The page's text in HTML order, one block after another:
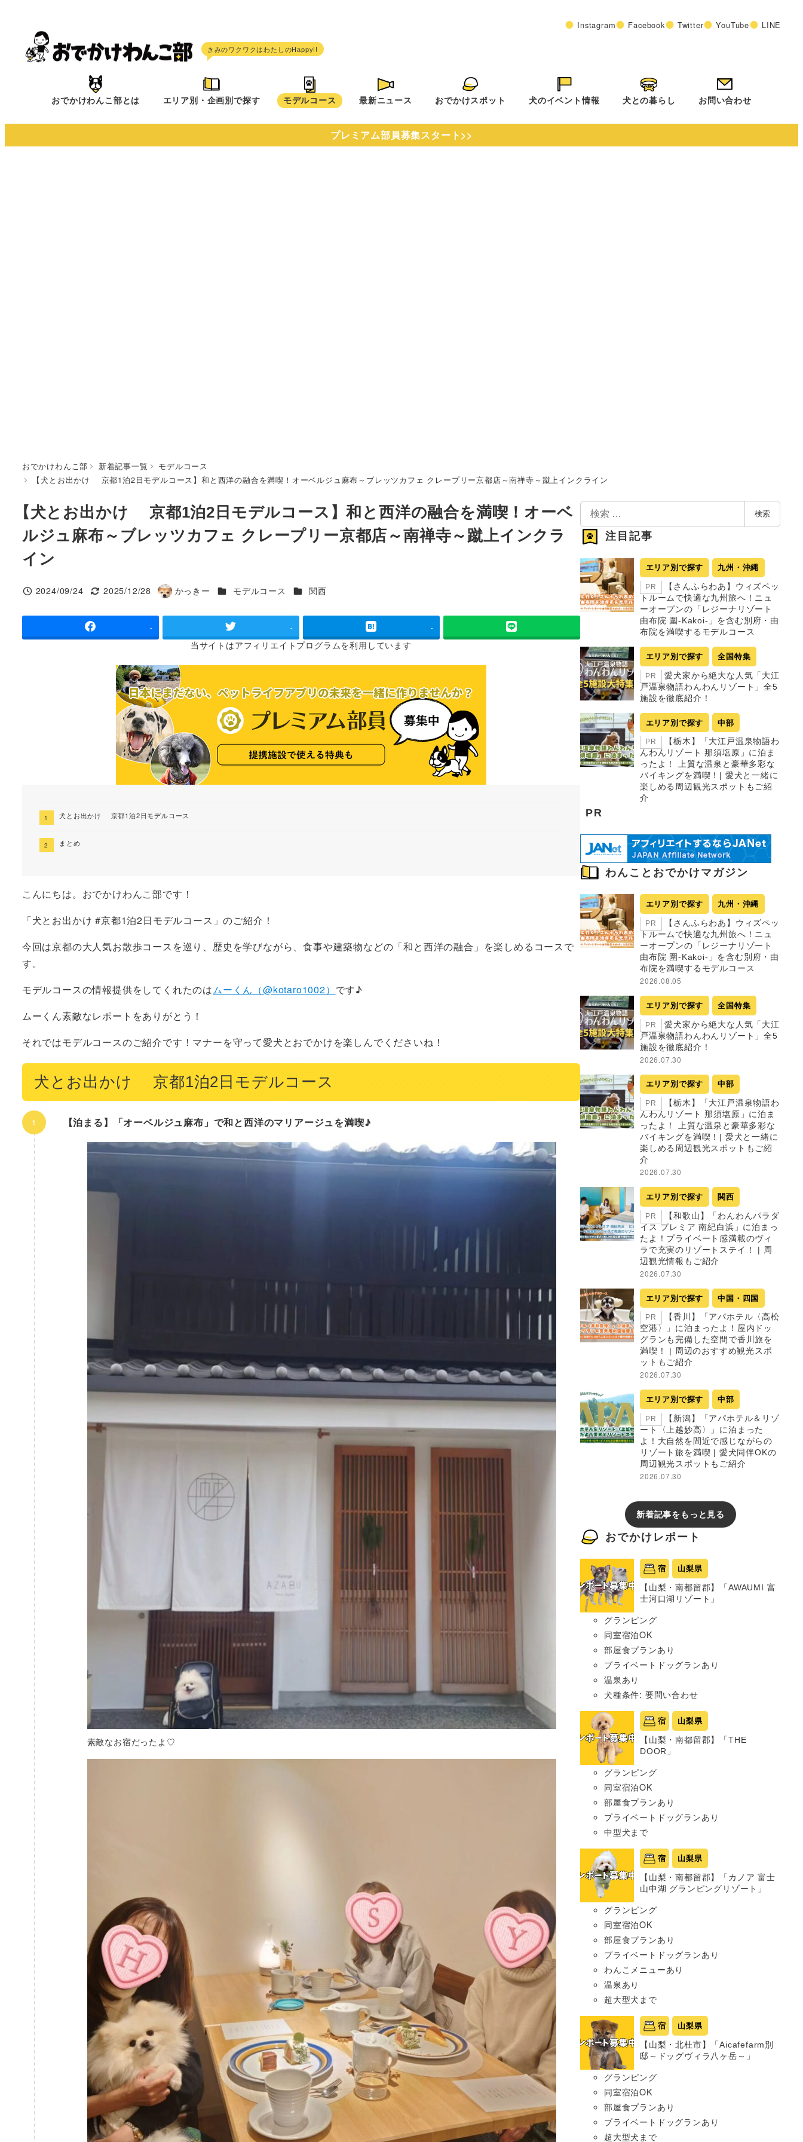
へ
Instagram Facebook Twitter YouTube LINE
おでかけわんこ部とは エリア別・企画別で探す モデルコース 最新ニュース おでかけスポット 犬のイベント情報 犬との暮らし お問い合わせ
プレミアム部員募集スタート>>
おでかけわんこ部 新着記事一覧
モデルコース
【犬とお出かけ 京都1泊2日モデルコース】和と西洋の融合を満喫！オーベルジュ麻布～ブレッツカフェ クレープリー京都店～南禅寺～蹴上インクライン
【犬とお出かけ 京都1泊2日モデルコース】和と西洋の融合を満喫！オーベ
ルジュ麻布～ブレッツカフェ クレープリー京都店～南禅寺～蹴上インクラ
イン
投稿日
2024/09/24
更新日
2025/12/28
著
かっきー カテゴリー
モデルコース カテゴリー
関西
- - -
当サイトはアフィリエイトプログラムを利用しています
犬とお出かけ 京都1泊2日モデルコース
まとめ
こんにちは。おでかけわんこ部です！
「犬とお出かけ #京都1泊2日モデルコース」のご紹介！
今回は京都の大人気お散歩コースを巡り、歴史を学びながら、食事や建築物などの「和と西洋の融合」を楽しめるコースで
す。
モデルコースの情報提供をしてくれたのはムーくん（@kotaro1002） です♪
ムーくん素敵なレポートをありがとう！
それではモデルコースのご紹介です！マナーを守って愛犬とおでかけを楽しんでくださいね！
犬とお出かけ 京都1泊2日モデルコース
【泊まる】「オーベルジュ麻布」で和と西洋のマリアージュを満喫♪
素敵なお宿だったよ♡
検
索
検索
注目記事
エリア別で探す 九州・沖縄
PR
【さんふらわあ】ウィズペッ
トルームで快適な九州旅へ！ニュ
ーオープンの「レジーナリゾート
由布院 圍-Kakoi-」を含む別府・由
布院を満喫するモデルコース
エリア別で探す 全国特集
PR
愛犬家から絶大な人気「大江
戸温泉物語わんわんリゾート」全5
施設を徹底紹介！
エリア別で探す 中部
PR
【栃木】「大江戸温泉物語わ
んわんリゾート 那須塩原」に泊ま
ったよ！ 上質な温泉と豪華多彩な
バイキングを満喫！| 愛犬と一緒に
楽しめる周辺観光スポットもご紹
介
PR
わんことおでかけマガジン
エリア別で探す 九州・沖縄
PR
【さんふらわあ】ウィズペッ
トルームで快適な九州旅へ！ニュ
ーオープンの「レジーナリゾート
由布院 圍-Kakoi-」を含む別府・由
布院を満喫するモデルコース
2026.08.05
エリア別で探す 全国特集
PR
愛犬家から絶大な人気「大江
戸温泉物語わんわんリゾート」全5
施設を徹底紹介！
2026.07.30
エリア別で探す 中部
PR
【栃木】「大江戸温泉物語わ
んわんリゾート 那須塩原」に泊ま
ったよ！ 上質な温泉と豪華多彩な
バイキングを満喫！| 愛犬と一緒に
楽しめる周辺観光スポットもご紹
介
2026.07.30
エリア別で探す 関西
PR
【和歌山】「わんわんパラダ
イス プレミア 南紀白浜」に泊まっ
たよ！プライベート感満載のヴィ
ラで充実のリゾートステイ！ | 周
辺観光情報もご紹介
2026.07.30
エリア別で探す 中国・四国
PR
【香川】「アパホテル〈高松
空港〉」に泊まったよ！屋内ドッ
グランも完備した空間で香川旅を
満喫！ | 周辺のおすすめ観光スポ
ットもご紹介
2026.07.30
エリア別で探す 中部
PR
【新潟】「アパホテル＆リゾ
ート〈上越妙高〉」に泊まった
よ！大自然を間近で感じながらの
リゾート旅を満喫 | 愛犬同伴OKの
周辺観光スポットもご紹介
2026.07.30
新着記事をもっと見る
おでかけレポート
宿 山梨県
【山梨・南都留郡】「AWAUMI 富
士河口湖リゾート」
グランピング
同室宿泊OK
部屋食プランあり
プライベートドッグランあり
温泉あり
犬種条件: 要問い合わせ
宿 山梨県
【山梨・南都留郡】「THE
DOOR」
グランピング
同室宿泊OK
部屋食プランあり
プライベートドッグランあり
中型犬まで
宿 山梨県
【山梨・南都留郡】「カノア 富士
山中湖 グランピングリゾート」
グランピング
同室宿泊OK
部屋食プランあり
プライベートドッグランあり
わんこメニューあり
温泉あり
超大型犬まで
宿 山梨県
【山梨・北杜市】「Aicafefarm別
邸～ドッグヴィラ八ヶ岳～」
グランピング
同室宿泊OK
部屋食プランあり
プライベートドッグランあり
超大型犬まで